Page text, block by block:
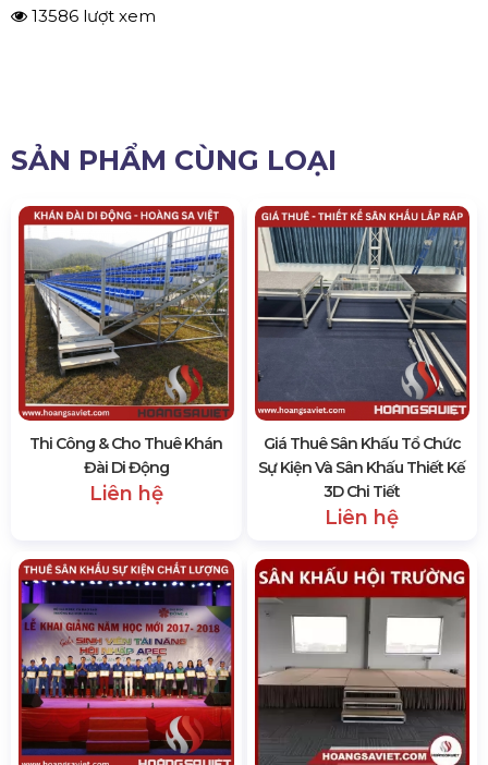
13586 lượt xem
SẢN PHẨM CÙNG LOẠI
Thi Công & Cho Thuê Khán
Đài Di Động
Liên hệ
Giá Thuê Sân Khấu Tổ Chức
Sự Kiện Và Sân Khấu Thiết Kế
3D Chi Tiết
Liên hệ